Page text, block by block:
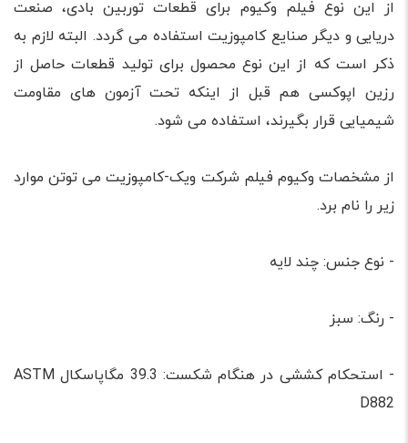
از این نوع فیلم وکیوم برای قطعات توربین بادی، صنعت
دریایی و دیگر صنایع کامپوزیت استفاده می گردد. البته لازم به
ذکر است که از این نوع محصول برای تولید قطعات حاصل از
رزین اپوکسی هم قبل از اینکه تحت آزمون های مقاومت
شیمیایی قرار بگیرند، استفاده می شود.
از مشخصات وکیوم فیلم شرکت ویک-کامپوزیت می توتن موارد
زیر را نام برد.
- نوع جنس: چند لایه
- رنگ: سبز
- استحکام کششی در هنگام شکست: 39.3 مگاپاسکال ASTM
D882